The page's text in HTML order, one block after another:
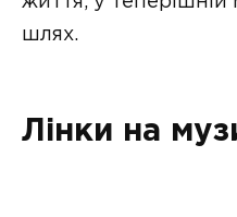
шлях.
Лінки на